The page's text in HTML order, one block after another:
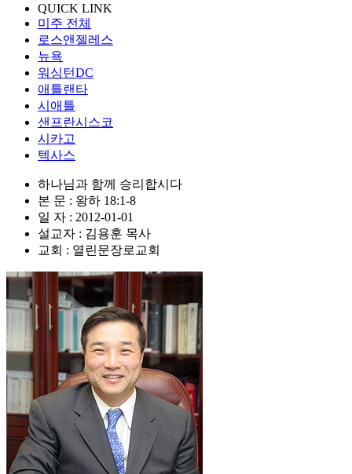
QUICK LINK
미주 전체
로스앤젤레스
뉴욕
워싱턴DC
애틀랜타
시애틀
샌프란시스코
시카고
텍사스
하나님과 함께 승리합시다
본 문 : 왕하 18:1-8
일 자 : 2012-01-01
설교자 : 김용훈 목사
교회 : 열린문장로교회